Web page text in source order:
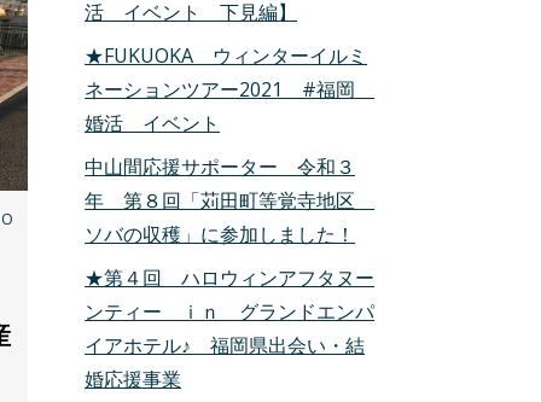
活 イベント 下見編】
★FUKUOKA ウィンターイルミ
ネーションツアー2021 #福岡
婚活 イベント
中山間応援サポーター 令和３
年 第８回「苅田町等覚寺地区
ソバの収穫」に参加しました！
★第４回 ハロウィンアフタヌー
ンティー ｉｎ グランドエンパ
イアホテル♪ 福岡県出会い・結
婚応援事業